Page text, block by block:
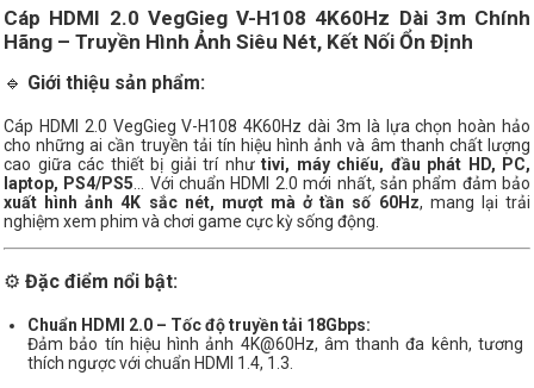
Cáp HDMI 2.0 VegGieg V-H108 4K60Hz Dài 3m Chính
Hãng – Truyền Hình Ảnh Siêu Nét, Kết Nối Ổn Định
🔹 Giới thiệu sản phẩm:
Cáp HDMI 2.0 VegGieg V-H108 4K60Hz dài 3m là lựa chọn hoàn hảo
cho những ai cần truyền tải tín hiệu hình ảnh và âm thanh chất lượng
cao giữa các thiết bị giải trí như tivi, máy chiếu, đầu phát HD, PC,
laptop, PS4/PS5... Với chuẩn HDMI 2.0 mới nhất, sản phẩm đảm bảo
xuất hình ảnh 4K sắc nét, mượt mà ở tần số 60Hz, mang lại trải
nghiệm xem phim và chơi game cực kỳ sống động.
⚙️ Đặc điểm nổi bật:
Chuẩn HDMI 2.0 – Tốc độ truyền tải 18Gbps:
Đảm bảo tín hiệu hình ảnh 4K@60Hz, âm thanh đa kênh, tương
thích ngược với chuẩn HDMI 1.4, 1.3.